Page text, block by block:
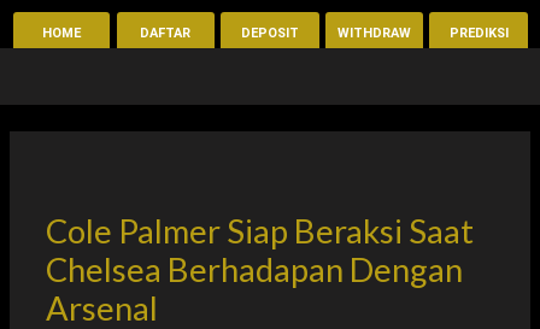
Skip
to
HOME DAFTAR DEPOSIT WITHDRAW PREDIKSI
Cole Palmer Siap Beraksi Saat
Chelsea Berhadapan Dengan
Arsenal